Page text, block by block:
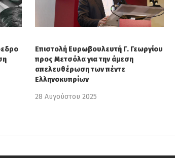
Επιστολή Ευρωβουλευτή Γ. Γεωργίου
προς Μετσόλα για την άμεση
απελευθέρωση των πέντε
Ελληνοκυπρίων
28 Αυγούστου 2025